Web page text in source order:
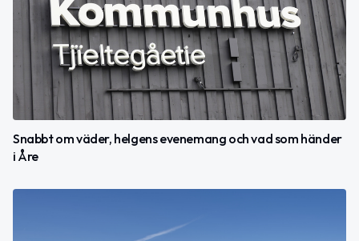
Snabbt om väder, helgens evenemang och vad som händer
i Åre